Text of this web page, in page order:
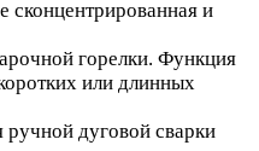
сконцентрированная и
горелки. Функция
или длинных
дуговой сварки